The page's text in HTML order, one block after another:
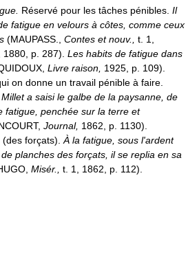
Réservé pour les tâches pénibles. Il
fatigue en velours à côtes, comme ceux
(MAUPASS., Contes et nouv., t. 1,
p. 287). Les habits de fatigue dans
Livre raison, 1925, p. 109).
on donne un travail pénible à faire.
a saisi le galbe de la paysanne, de
fatigue, penchée sur la terre et
Journal, 1862, p. 1130).
forçats). À la fatigue, sous l'ardent
planches des forçats, il se replia en sa
Misér., t. 1, 1862, p. 112).